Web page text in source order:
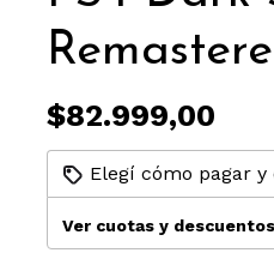
$82.999,00
Elegí cómo pagar y
Ver cuotas y descuentos